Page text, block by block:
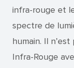
infra-rouge et
spectre de
humain. Il
Infra-Rouge